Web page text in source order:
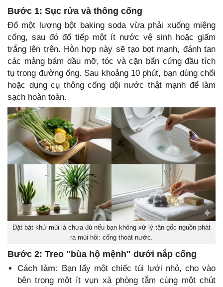
Bước 1: Sục rửa và thông cống
Đổ một lượng bột baking soda vừa phải xuống miệng
cống, sau đó đổ tiếp một ít nước vệ sinh hoặc giấm
trắng lên trên. Hỗn hợp này sẽ tạo bọt mạnh, đánh tan
các mảng bám dầu mỡ, tóc và cặn bẩn cứng đầu tích
tụ trong đường ống. Sau khoảng 10 phút, bạn dùng chổi
hoặc dụng cụ thông cống dội nước thật mạnh để làm
sạch hoàn toàn.
Đặt bát khử mùi là chưa đủ nếu bạn không xử lý tận gốc nguồn phát
ra mùi hôi: cống thoát nước.
Bước 2: Treo "bùa hộ mệnh" dưới nắp cống
Cách làm: Bạn lấy một chiếc túi lưới nhỏ, cho vào
bên trong một ít vụn xà phòng tắm cùng một chút